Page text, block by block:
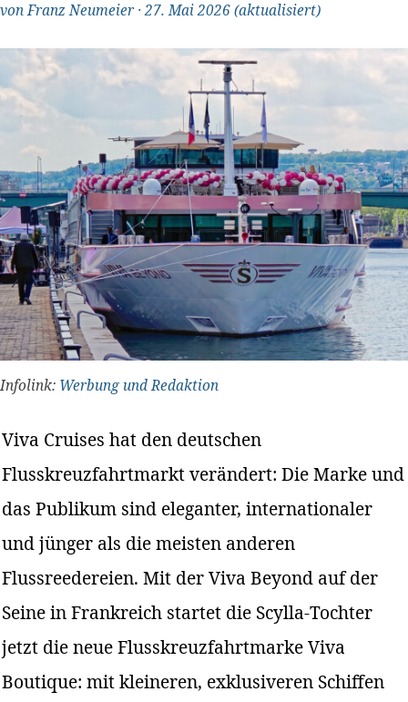
vonFranz Neumeier·27. Mai 2026(aktualisiert)
Infolink: Werbung und Redaktion
Viva Cruises hat den deutschen
Flusskreuzfahrtmarkt verändert: Die Marke und
das Publikum sind eleganter, internationaler
und jünger als die meisten anderen
Flussreedereien. Mit der Viva Beyond auf der
Seine in Frankreich startet die Scylla-Tochter
jetzt die neue Flusskreuzfahrtmarke Viva
Boutique: mit kleineren, exklusiveren Schiffen
"Transparent und ehrlich"